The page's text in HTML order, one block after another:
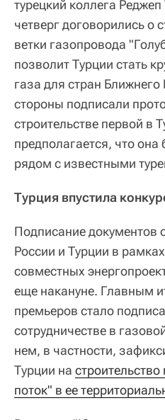
турецкий коллега
четверг договорились о
ветки газопровода
позволит Турции стать
газа для стран
стороны подписали
строительстве первой в
предполагается, что она
рядом с известными
Турция впустила
Подписание документов
России и Турции в
совместных
еще накануне. Главным
премьеров стало
сотрудничестве в
нем, в частности,
Турции на
поток" в ее